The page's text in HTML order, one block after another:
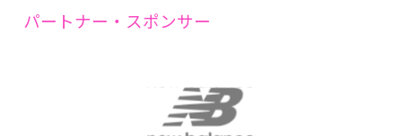
パートナー・スポンサー